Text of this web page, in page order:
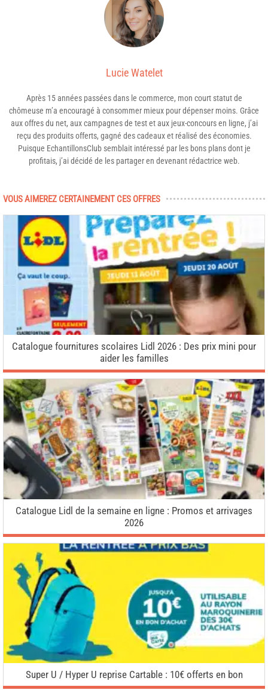
Lucie Watelet
Après 15 années passées dans le commerce, mon court statut de
chômeuse m’a encouragé à consommer mieux pour dépenser moins. Grâce
aux offres du net, aux campagnes de test et aux jeux-concours en ligne, j’ai
reçu des produits offerts, gagné des cadeaux et réalisé des économies.
Puisque EchantillonsClub semblait intéressé par les bons plans dont je
profitais, j’ai décidé de les partager en devenant rédactrice web.
VOUS AIMEREZ CERTAINEMENT CES OFFRES
Catalogue fournitures scolaires Lidl 2026 : Des prix mini pour
aider les familles
Catalogue Lidl de la semaine en ligne : Promos et arrivages
2026
Super U / Hyper U reprise Cartable : 10€ offerts en bon